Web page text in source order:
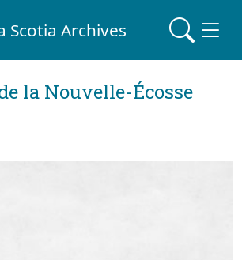
Scotia Archives
la Nouvelle-Écosse